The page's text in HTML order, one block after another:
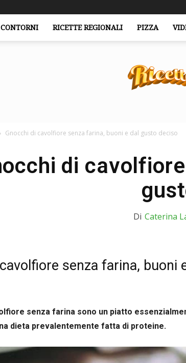
CONTORNI RICETTE REGIONALI PIZZA
Gnocchi di cavolfiore senza farina, buoni e dal gusto deciso
di
Di Caterina
senza farina, buoni
senza farina sono un piatto
dieta prevalentemente fatta di proteine.